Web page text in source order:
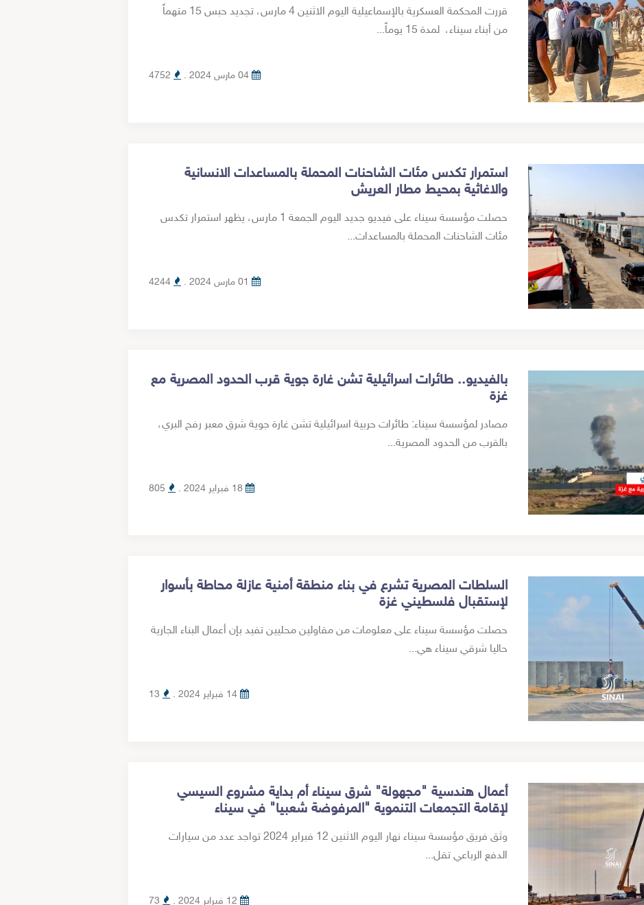
قررت المحكمة العسكرية بالإسماعيلية اليوم الاثنين 4 مارس، تجديد حبس 15 متهماً
من أبناء سيناء، لمدة 15 يوماً...
04 مارس 2024 .
استمرار تكدس مئات الشاحنات المحملة بالمساعدات الانسانية
والاغاثية بمحيط مطار العريش
حصلت مؤسسة سيناء على فيديو جديد اليوم الجمعة 1 مارس، يظهر استمرار تكدس
مئات الشاحنات المحملة بالمساعدات...
01 مارس 2024 .
بالفيديو.. طائرات اسرائيلية تشن غارة جوية قرب الحدود المصرية مع
غزة
مصادر لمؤسسة سيناء: طائرات حربية اسرائيلية تشن غارة جوية شرق معبر رفح البري،
بالقرب من الحدود المصرية...
18 فبراير 2024 .
السلطات المصرية تشرع في بناء منطقة أمنية عازلة محاطة بأسوار
لإستقبال فلسطيني غزة
حصلت مؤسسة سيناء على معلومات من مقاولين محليين تفيد بإن أعمال البناء الجارية
حاليا شرقي سيناء هي...
14 فبراير 2024 .
أعمال هندسية "مجهولة" شرق سيناء أم بداية مشروع السيسي
لإقامة التجمعات التنموية "المرفوضة شعبيا" في سيناء
وثق فريق مؤسسة سيناء نهار اليوم الاثنين 12 فبراير 2024 تواجد عدد من سيارات
الدفع الرباعي تقل...
12 فبراير 2024 .